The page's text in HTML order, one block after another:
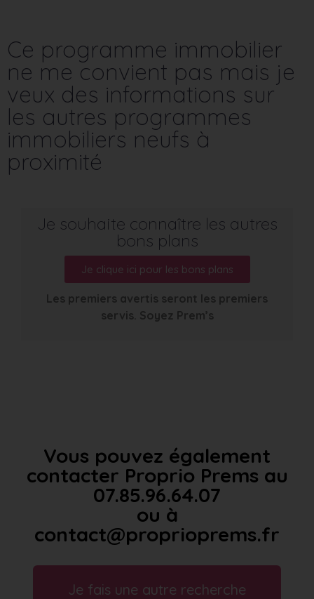
Ce programme immobilier
ne me convient pas mais je
veux des informations sur
les autres programmes
immobiliers neufs à
proximité
Je souhaite connaître les autres
bons plans
Je clique ici pour les bons plans
Les premiers avertis seront les premiers
servis. Soyez Prem’s
Vous pouvez également
contacter Proprio Prems au
07.85.96.64.07
ou à
contact@proprioprems.fr
Je fais une autre recherche